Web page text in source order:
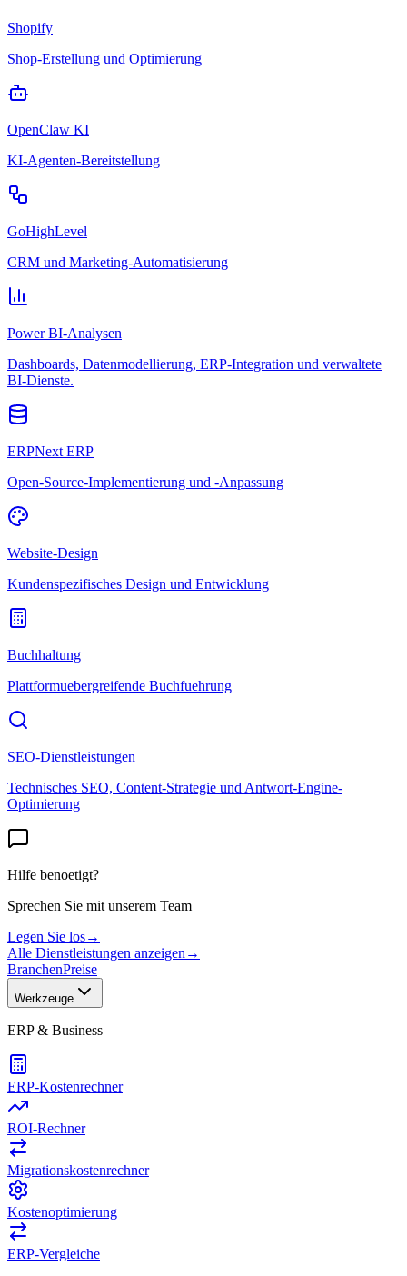
Shopify
Shop-Erstellung und Optimierung
OpenClaw KI
KI-Agenten-Bereitstellung
GoHighLevel
CRM und Marketing-Automatisierung
Power BI-Analysen
Dashboards, Datenmodellierung, ERP-Integration und verwaltete
BI-Dienste.
ERPNext ERP
Open-Source-Implementierung und -Anpassung
Website-Design
Kundenspezifisches Design und Entwicklung
Buchhaltung
Plattformuebergreifende Buchfuehrung
SEO-Dienstleistungen
Technisches SEO, Content-Strategie und Antwort-Engine-
Optimierung
Hilfe benoetigt?
Sprechen Sie mit unserem Team
Legen Sie los→
Alle Dienstleistungen anzeigen →
BranchenPreise
Werkzeuge
ERP & Business
ERP-Kostenrechner
ROI-Rechner
Migrationskostenrechner
Kostenoptimierung
ERP-Vergleiche